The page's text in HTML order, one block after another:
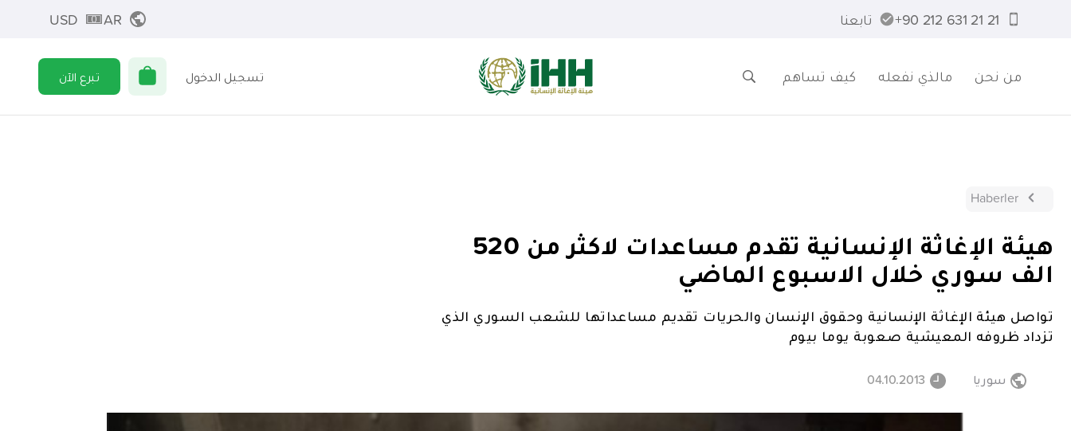
21 21 631 212 90+ تابعنا AR
USD
من نحن مالذي نفعله كيف تساهم تسجيل الدخول تبرع الآن
Haberler
هيئة الإغاثة الإنسانية تقدم مساعدات لاكثر من 520
الف سوري خلال الاسبوع الماضي
تواصل هيئة الإغاثة الإنسانية وحقوق الإنسان والحريات تقديم مساعداتها للشعب السوري الذي
تزداد ظروفه المعيشية صعوبة يوما بيوم
سوريا 04.10.2013